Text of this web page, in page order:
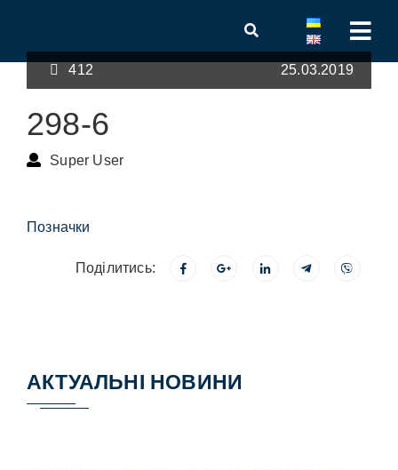
412 25.03.2019
298-6
Super User
Позначки
Поділитись:
АКТУАЛЬНІ НОВИНИ